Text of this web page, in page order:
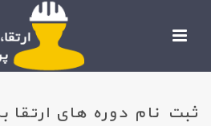
ثبت نام دوره های ارتقا برای